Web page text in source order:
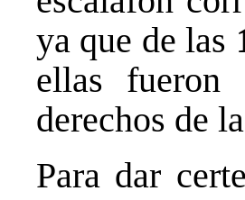
ya que de las
ellas fueron
derechos de
Para dar